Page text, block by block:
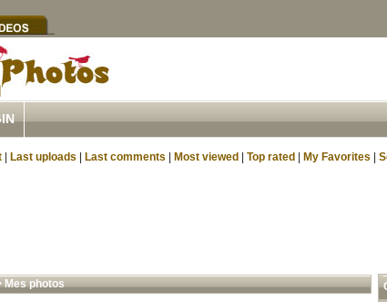
Last uploads Last comments Most viewed Top rated My Favorites
Mes photos